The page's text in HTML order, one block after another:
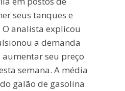
seus tanques e
analista explicou
a demanda
seu preço
semana. A média
galão de gasolina